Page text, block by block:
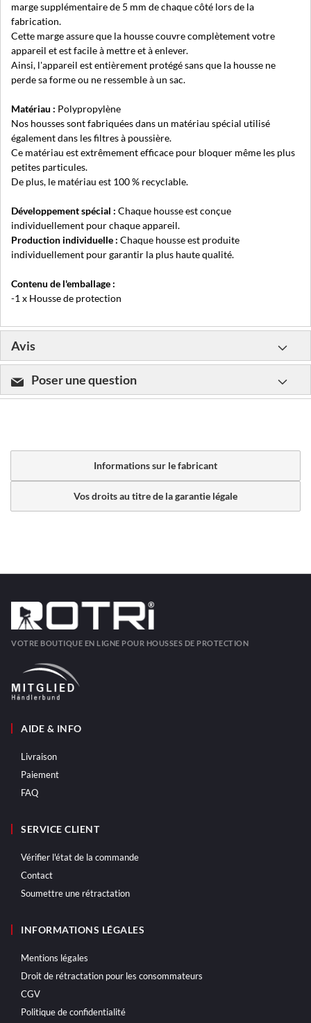
marge supplémentaire de 5 mm de chaque côté lors de la
fabrication.
Cette marge assure que la housse couvre complètement votre
appareil et est facile à mettre et à enlever.
Ainsi, l'appareil est entièrement protégé sans que la housse ne
perde sa forme ou ne ressemble à un sac.
Matériau : Polypropylène
Nos housses sont fabriquées dans un matériau spécial utilisé
également dans les filtres à poussière.
Ce matériau est extrêmement efficace pour bloquer même les plus
petites particules.
De plus, le matériau est 100 % recyclable.
Développement spécial : Chaque housse est conçue
individuellement pour chaque appareil.
Production individuelle : Chaque housse est produite
individuellement pour garantir la plus haute qualité.
Contenu de l'emballage :
-1 x Housse de protection
Avis
Poser une question
Informations sur le fabricant
Vos droits au titre de la garantie légale
VOTRE BOUTIQUE EN LIGNE POUR HOUSSES DE PROTECTION
AIDE & INFO
Livraison
Paiement
FAQ
SERVICE CLIENT
Vérifier l'état de la commande
Contact
Soumettre une rétractation
INFORMATIONS LÉGALES
Mentions légales
Droit de rétractation pour les consommateurs
CGV
Politique de confidentialité